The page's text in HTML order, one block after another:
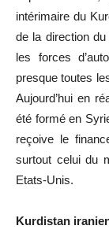
intérimaire du
de la direction
les forces d’
presque toutes
Aujourd’hui en
été formé en
reçoive le
surtout celui du
Etats-Unis.
Kurdistan